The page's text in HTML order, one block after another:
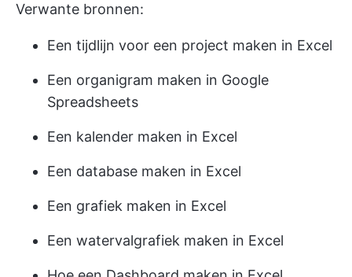
Verwante bronnen:
Een tijdlijn voor een project maken in Excel
Een organigram maken in Google
Spreadsheets
Een kalender maken in Excel
Een database maken in Excel
Een grafiek maken in Excel
Een watervalgrafiek maken in Excel